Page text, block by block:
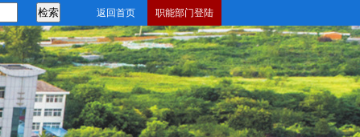
返回首页 职能部门登陆